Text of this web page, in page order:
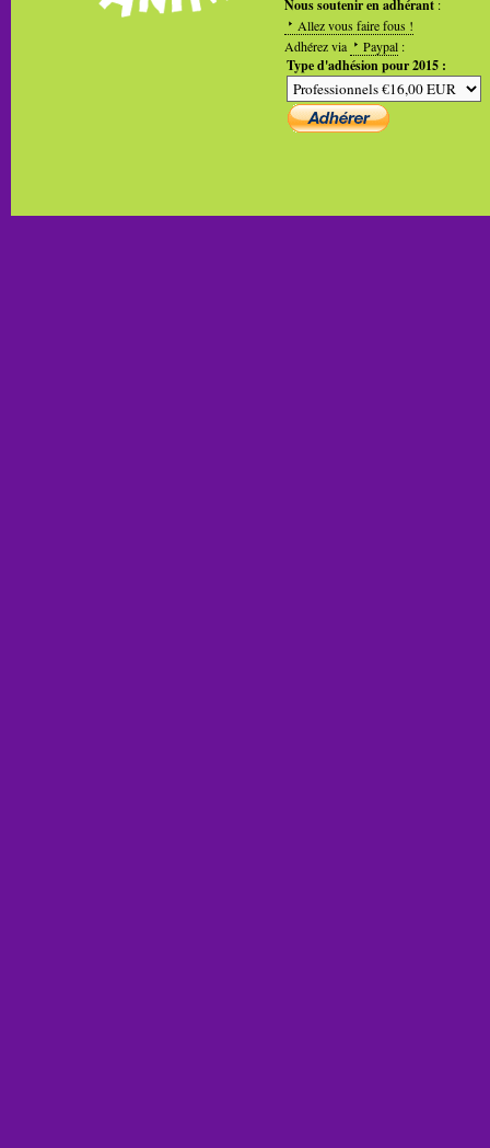
Nous soutenir en adhérant :
Allez vous faire fous !
Adhérez via
Paypal :
Type d'adhésion pour 2015 :